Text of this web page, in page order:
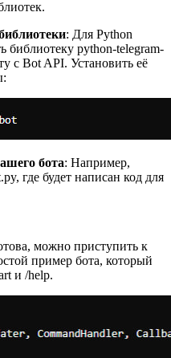
: Для Python
библиотеку python-telegram-
с Bot API. Установить её
бота: Например,
где будет написан код для
можно приступить к
пример бота, который
и /help.